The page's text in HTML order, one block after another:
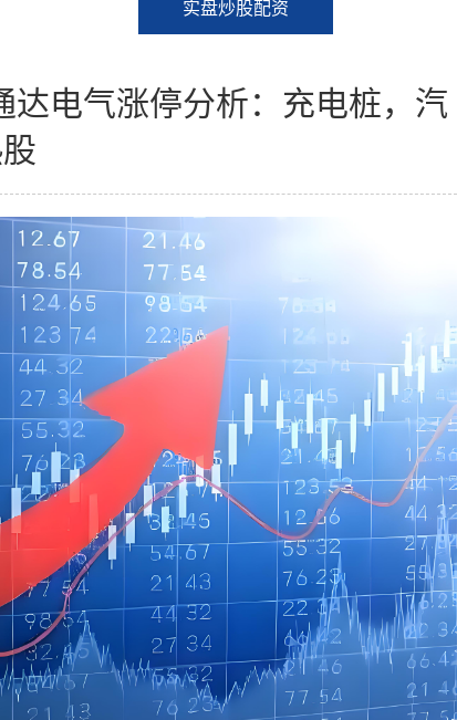
实盘炒股配资
电气涨停分析：充电桩，汽